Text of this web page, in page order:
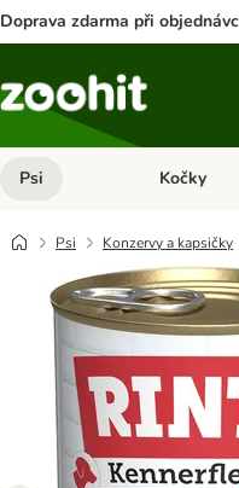
Doprava zdarma při
Psi Otevřít
Kočky
Psi Konzervy a kapsičky